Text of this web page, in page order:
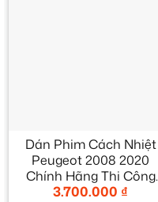
Dán Phim Cách Nhiệt
Peugeot 2008 2020
Chính Hãng Thi Công
Nhanh Tại TPHCM
3.700.000 ₫